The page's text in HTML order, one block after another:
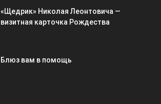
«Щедрик» Николая Леонтовича —
визитная карточка Рождества
Блюз вам в помощь